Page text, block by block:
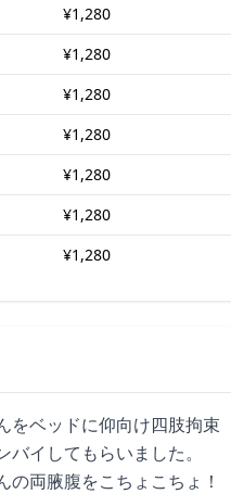
¥1,280
¥1,280
¥1,280
¥1,280
¥1,280
¥1,280
¥1,280
をベッドに仰向け四肢拘
イしてもらいました。
の両腋腹をこちょこちょ！